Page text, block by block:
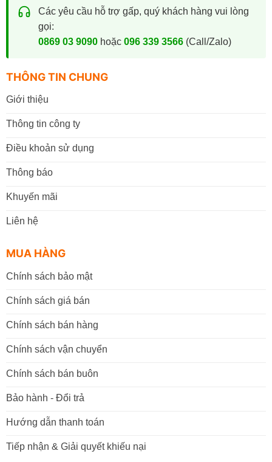
Các yêu cầu hỗ trợ gấp, quý khách hàng vui lòng
gọi:
0869 03 9090hoặc 096 339 3566(Call/Zalo)
THÔNG TIN CHUNG
Giới thiệu
Thông tin công ty
Điều khoản sử dụng
Thông báo
Khuyến mãi
Liên hệ
MUA HÀNG
Chính sách bảo mật
Chính sách giá bán
Chính sách bán hàng
Chính sách vận chuyển
Chính sách bán buôn
Bảo hành - Đổi trả
Hướng dẫn thanh toán
Tiếp nhận & Giải quyết khiếu nại